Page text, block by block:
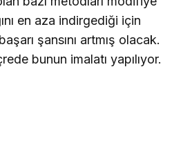
en aza indirgediği için
şansını artmış olacak.
bunun imalatı yapılıyor.